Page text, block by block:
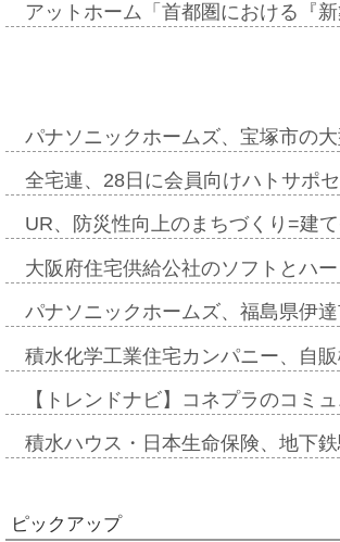
アットホーム「首都圏における『
パナソニックホームズ、宝塚市の
全宅連、28日に会員向けハトサポ
UR、防災性向上のまちづくり=建
大阪府住宅供給公社のソフトとハ
パナソニックホームズ、福島県伊
積水化学工業住宅カンパニー、自
【トレンドナビ】コネプラのコミ
積水ハウス・日本生命保険、地下
ピックアップ